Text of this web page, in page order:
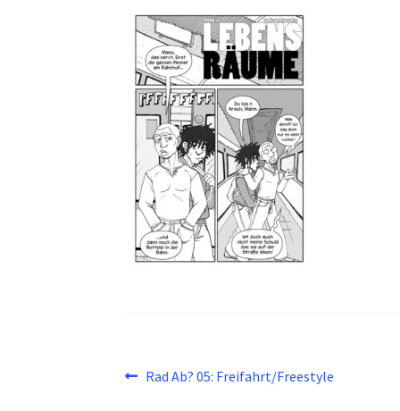
Beitragsnavigation
Vorheriger
Rad Ab? 05: Freifahrt/Freestyle